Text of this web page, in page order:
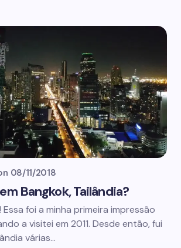
08/11/2018
Bangkok, Tailândia?
foi a minha primeira impressão
a visitei em 2011. Desde então, fui
várias…